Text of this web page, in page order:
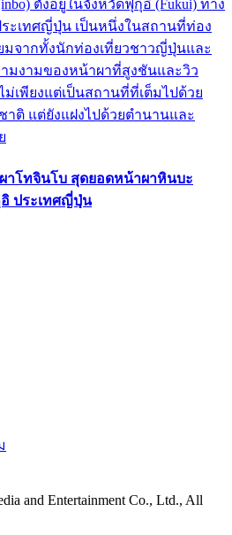
ตั้งอยู่ในจังหวัดฟุกุอิ (Fukui) ทาง
ะเทศญี่ปุ่น เป็นหนึ่งในสถานที่ท่อง
มจากทั้งนักท่องเที่ยวชาวญี่ปุ่นและ
มงามของหน้าผาที่สูงชันและวิว
เพียงแต่เป็นสถานที่ที่เต็มไปด้วย
าติ แต่ยังแฝงไปด้วยตำนานและ
าโทจินโบ สุดยอดหน้าผาหินบะ
ประเทศญี่ปุ่น
and Entertainment Co., Ltd., All